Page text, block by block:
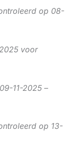
op 08-
voor
11-2025 –
op 13-